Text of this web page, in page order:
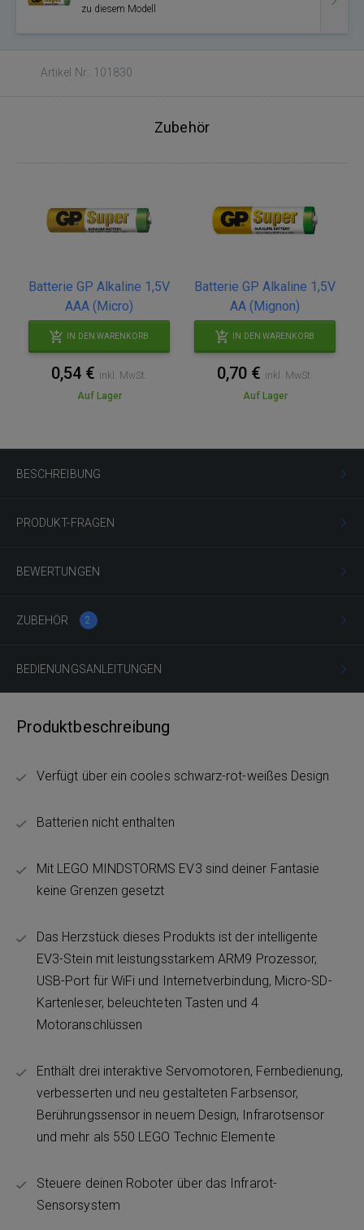
zu diesem Modell
Artikel Nr.: 101830
Zubehör
Batterie GP Alkaline 1,5V
AAA (Micro)
IN DEN WARENKORB
0,54 € inkl. MwSt.
Auf Lager
Batterie GP Alkaline 1,5V
AA (Mignon)
IN DEN WARENKORB
0,70 € inkl. MwSt.
Auf Lager
BESCHREIBUNG
PRODUKT-FRAGEN
BEWERTUNGEN
ZUBEHÖR 2
BEDIENUNGSANLEITUNGEN
Produktbeschreibung
Verfügt über ein cooles schwarz-rot-weißes Design
Batterien nicht enthalten
Mit LEGO MINDSTORMS EV3 sind deiner Fantasie
keine Grenzen gesetzt
Das Herzstück dieses Produkts ist der intelligente
EV3-Stein mit leistungsstarkem ARM9 Prozessor,
USB-Port für WiFi und Internetverbindung, Micro-SD-
Kartenleser, beleuchteten Tasten und 4
Motoranschlüssen
Enthält drei interaktive Servomotoren, Fernbedienung,
verbesserten und neu gestalteten Farbsensor,
Berührungssensor in neuem Design, Infrarotsensor
und mehr als 550 LEGO Technic Elemente
Steuere deinen Roboter über das Infrarot-
Sensorsystem